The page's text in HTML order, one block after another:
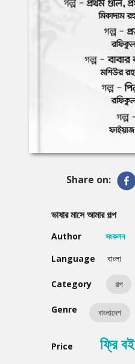
Share on:
ভাষার মাসে আমার গল্প
Author
সংকলন
Language
বাংলা
Category গল্প
Genre বাংলাদেশ
Price ফ্রি বই